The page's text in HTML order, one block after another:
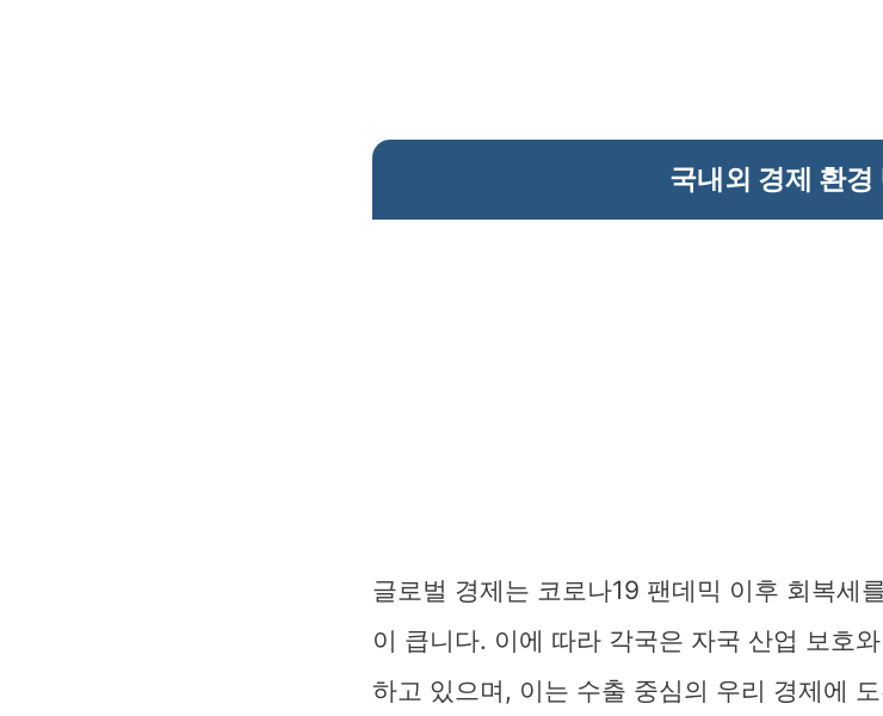
국내외 경제 환경
글로벌 경제는 코로나19 팬데믹 이후 회복세
이 큽니다. 이에 따라 각국은 자국 산업 보호
하고 있으며, 이는 수출 중심의 우리 경제에